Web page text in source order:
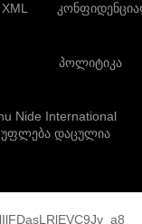
XML
პოლიტიკა
Nide International
უფლება დაცულია